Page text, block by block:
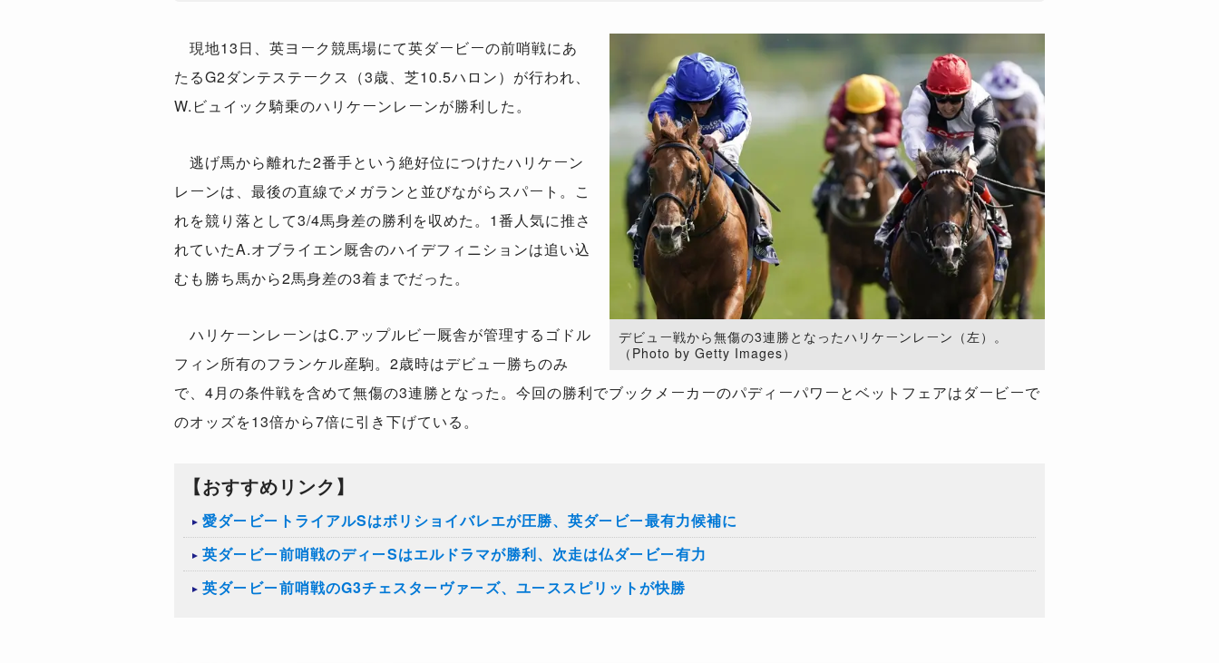
デビュー戦から無傷の3連勝となったハリケーンレーン（左）。
（Photo by Getty Images）
現地13日、英ヨーク競馬場にて英ダービーの前哨戦にあ
たるG2ダンテステークス（3歳、芝10.5ハロン）が行われ、
W. ビュイック騎乗のハリケーンレーンが勝利した。
逃げ馬から離れた2番手という絶好位につけたハリケーン
レーンは、最後の直線でメガランと並びながらスパート。こ
れを競り落として3/4馬身差の勝利を収めた。 1番人気に推さ
れていたA.オブライエン厩舎のハイデフィニションは追い込
むも勝ち馬から2馬身差の3着までだった。
ハリケーンレーンはC.アップルビー厩舎が管理するゴドル
フィン所有のフランケル産駒。 2歳時はデビュー勝ちのみ
で、 4月の条件戦を含めて無傷の3連勝となった。今回の勝利でブックメーカーのパディーパワーとベットフェアはダービーで
のオッズを13倍から7倍に引き下げている。
【おすすめリンク】
愛ダービートライアルSはボリショイバレエが圧勝、英ダービー最有力候補に
英ダービー前哨戦のディーSはエルドラマが勝利、次走は仏ダービー有力
英ダービー前哨戦のG3チェスターヴァーズ、ユーススピリットが快勝